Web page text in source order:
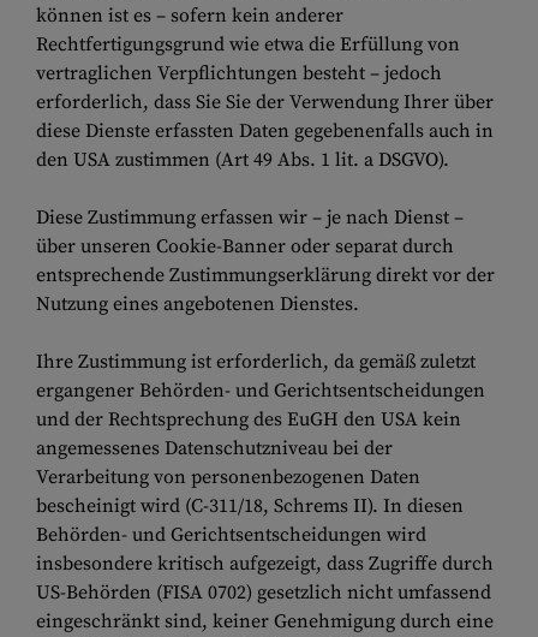
können ist es – sofern kein anderer
Rechtfertigungsgrund wie etwa die Erfüllung von
vertraglichen Verpflichtungen besteht – jedoch
erforderlich, dass Sie Sie der Verwendung Ihrer über
diese Dienste erfassten Daten gegebenenfalls auch in
den USA zustimmen (Art 49 Abs. 1 lit. a DSGVO).
Diese Zustimmung erfassen wir – je nach Dienst –
über unseren Cookie-Banner oder separat durch
entsprechende Zustimmungserklärung direkt vor der
Nutzung eines angebotenen Dienstes.
Ihre Zustimmung ist erforderlich, da gemäß zuletzt
ergangener Behörden- und Gerichtsentscheidungen
und der Rechtsprechung des EuGH den USA kein
angemessenes Datenschutzniveau bei der
Verarbeitung von personenbezogenen Daten
bescheinigt wird (C-311/18, Schrems II). In diesen
Behörden- und Gerichtsentscheidungen wird
insbesondere kritisch aufgezeigt, dass Zugriffe durch
US-Behörden (FISA 0702) gesetzlich nicht umfassend
eingeschränkt sind, keiner Genehmigung durch eine